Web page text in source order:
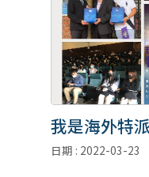
我是海外特
日期 : 2022-03-23